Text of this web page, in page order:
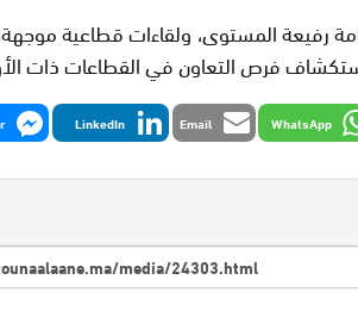
رفيعة المستوى، ولقاءات قطاعية
فرص التعاون في القطاعات ذات
WhatsApp
Email
LinkedIn